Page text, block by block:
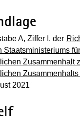
A, Ziffer I. der
Staatsministeriums
Zusammenhalt
2021